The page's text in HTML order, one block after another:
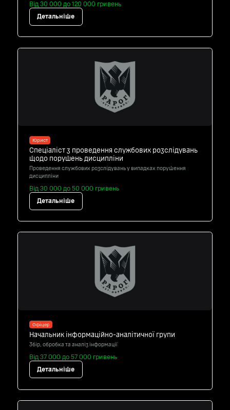
Від 30 000 до 120 000 гривень
Детальніше
Юрист
Спеціаліст з проведення службових розслідувань
щодо порушень дисципліни
Проведення службових розслідувань у випадках порушення
дисципліни
Від 30 000 до 50 000 гривень
Детальніше
Офіцер
Начальник інформаційно-аналітичної групи
Збір, обробка та аналіз інформації
Від 37 000 до 57 000 гривень
Детальніше